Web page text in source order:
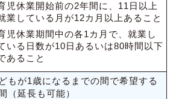
児休業開始前の2年間に、11日以上
業している月が12カ月以上あること
児休業期間中の各1カ月で、就業し
いる日数が10日あるいは80時間以下
あること
もが1歳になるまでの間で希望する
（延長も可能）